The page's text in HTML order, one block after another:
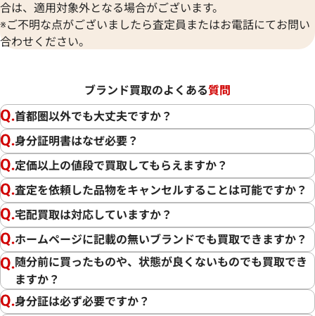
合は、適用対象外となる場合がございます。
※ご不明な点がございましたら査定員またはお電話にてお問い
合わせください。
ブランド買取のよくある質問
首都圏以外でも大丈夫ですか？
身分証明書はなぜ必要？
定価以上の値段で買取してもらえますか？
査定を依頼した品物をキャンセルすることは可能ですか？
宅配買取は対応していますか？
ホームページに記載の無いブランドでも買取できますか？
随分前に買ったものや、状態が良くないものでも買取でき
ますか？
身分証は必ず必要ですか？